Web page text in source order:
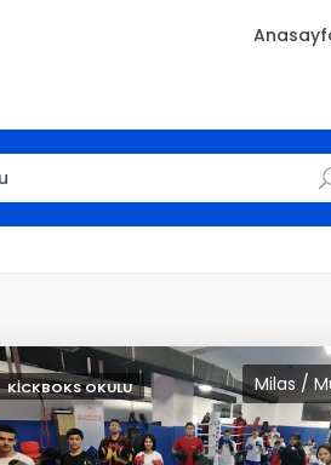
Milas /
KICKBOKS OKULU